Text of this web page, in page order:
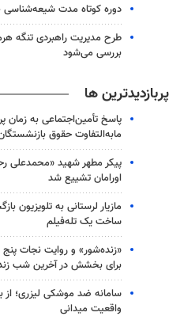
دوره کوتاه مدت شیعه‌شناسی
طرح مدیریت راهبردی تنگه
بررسی می‌شود
پربازدیدترین ها
پاسخ تأمین‌اجتماعی به زمان
مابه‌التفاوت حقوق
پیکر مطهر شهید «محمدعلی
اورامان تشییع شد
مازیار لرستانی به تلویزیون
ساخت یک تله‌فیلم
«زنده‌شور» و روایت نجات
برای بخشش در آخرین شب
سامانه ضد موشکی لیزری؛ از
واقعیت میدانی